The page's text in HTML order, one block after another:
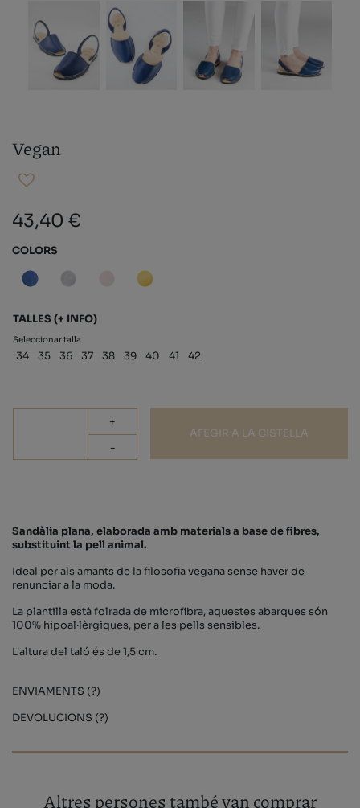
Vegan
43,40 €
COLORS
TALLES (+ INFO)
Seleccionar talla
34 35 36 37 38 39 40 41 42
+
-
AFEGIR A LA CISTELLA
Sandàlia plana, elaborada amb materials a base de fibres,
substituint la pell animal.
Ideal per als amants de la filosofia vegana sense haver de
renunciar a la moda.
La plantilla està folrada de microfibra, aquestes abarques són
100% hipoal·lèrgiques, per a les pells sensibles.
L'altura del taló és de 1,5 cm.
ENVIAMENTS (?)
DEVOLUCIONS (?)
Altres persones també van comprar